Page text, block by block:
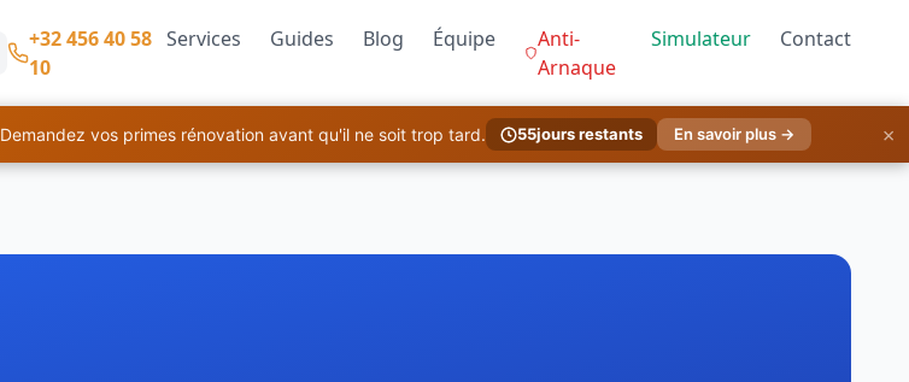
+32 456 40 58
10
Services Guides Blog Équipe
Anti-
Arnaque
Simulateur Contact
Demandez vos primes rénovation avant qu'il ne soit trop tard. 55jours restants En savoir plus → ×